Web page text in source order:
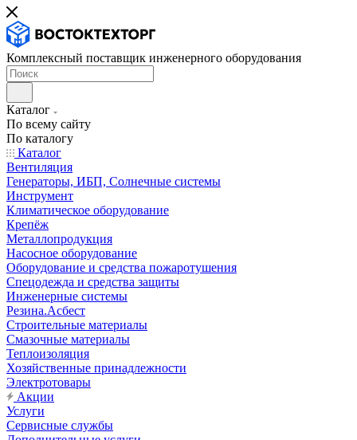
Комплексный поставщик инженерного оборудования
Каталог
По всему сайту
По каталогу
Каталог
Вентиляция
Генераторы, ИБП, Солнечные системы
Инструмент
Климатическое оборудование
Крепёж
Металлопродукция
Насосное оборудование
Оборудование и средства пожаротушения
Спецодежда и средства защиты
Инженерные системы
Резина.Асбест
Строительные материалы
Смазочные материалы
Теплоизоляция
Хозяйственные принадлежности
Электротовары
Акции
Услуги
Сервисные службы